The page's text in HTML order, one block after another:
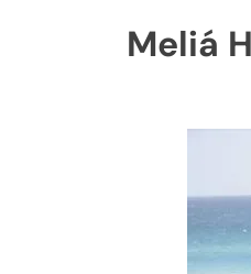
Meliá